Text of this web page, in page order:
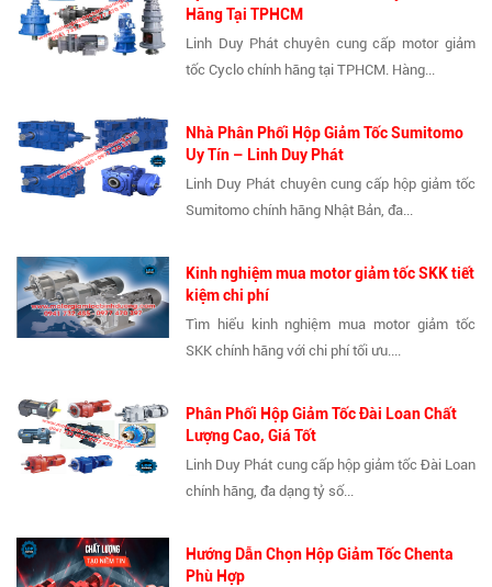
Hãng Tại TPHCM
Linh Duy Phát chuyên cung cấp motor giảm
tốc Cyclo chính hãng tại TPHCM. Hàng...
Nhà Phân Phối Hộp Giảm Tốc Sumitomo
Uy Tín – Linh Duy Phát
Linh Duy Phát chuyên cung cấp hộp giảm tốc
Sumitomo chính hãng Nhật Bản, đa...
Kinh nghiệm mua motor giảm tốc SKK tiết
kiệm chi phí
Tìm hiểu kinh nghiệm mua motor giảm tốc
SKK chính hãng với chi phí tối ưu....
Phân Phối Hộp Giảm Tốc Đài Loan Chất
Lượng Cao, Giá Tốt
Linh Duy Phát cung cấp hộp giảm tốc Đài Loan
chính hãng, đa dạng tỷ số...
Hướng Dẫn Chọn Hộp Giảm Tốc Chenta
Phù Hợp